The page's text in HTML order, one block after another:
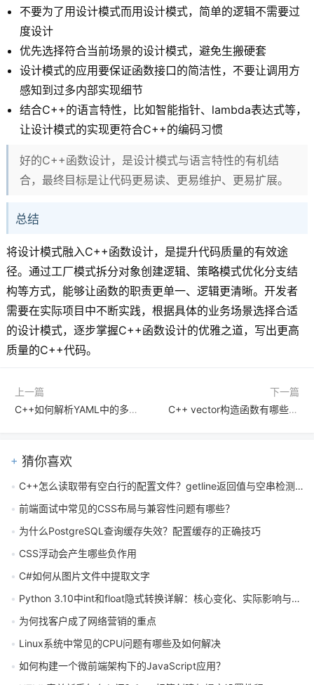
不要为了用设计模式而用设计模式，简单的逻辑不需要过
度设计
优先选择符合当前场景的设计模式，避免生搬硬套
设计模式的应用要保证函数接口的简洁性，不要让调用方
感知到过多内部实现细节
结合C++的语言特性，比如智能指针、lambda表达式等，
让设计模式的实现更符合C++的编码习惯
好的C++函数设计，是设计模式与语言特性的有机结
合，最终目标是让代码更易读、更易维护、更易扩展。
总结
将设计模式融入C++函数设计，是提升代码质量的有效途
径。通过工厂模式拆分对象创建逻辑、策略模式优化分支结
构等方式，能够让函数的职责更单一、逻辑更清晰。开发者
需要在实际项目中不断实践，根据具体的业务场景选择合适
的设计模式，逐步掌握C++函数设计的优雅之道，写出更高
质量的C++代码。
上一篇
C++如何解析YAML中的多个连续文档
下一篇
C++ vector构造函数有哪些？向量初始化的五种方式详解
猜你喜欢
C++怎么读取带有空白行的配置文件？getline返回值与空串检测实战
前端面试中常见的CSS布局与兼容性问题有哪些？
为什么PostgreSQL查询缓存失效？配置缓存的正确技巧
CSS浮动会产生哪些负作用
C#如何从图片文件中提取文字
Python 3.10中int和float隐式转换详解：核心变化、实际影响与开发者指南
为何找客户成了网络营销的重点
Linux系统中常见的CPU问题有哪些及如何解决
如何构建一个微前端架构下的JavaScript应用？